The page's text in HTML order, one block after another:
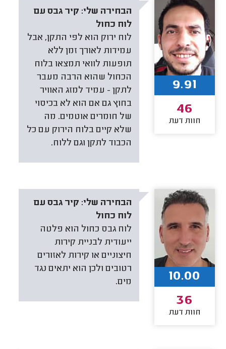
הבחירה שלי: קיר גבס עם
לוח כחול
לוח ירוק הוא לפי התקן, אבל
עמידות לאורך זמן ללא
תופעות לוואי תמצאו בלוח
הכחול שהוא הרבה מעבר
לתקן - עמיד למזג האוויר
בחוץ גם אם הוא לא בכיסוי
של חומרים אוטמים. מה
שלא קיים בלוח הירוק עם כל
הכבוד לתקן וגם ללוח.
9.91
46
חוות דעת
הבחירה שלי: קיר גבס עם
לוח כחול
לוח גבס כחול הוא פלטה
ייעודית לבניית קירות
חיצוניים או קירות לאזורים
רטובים ולכן הוא יתאים נגד
מים.
10.00
36
חוות דעת